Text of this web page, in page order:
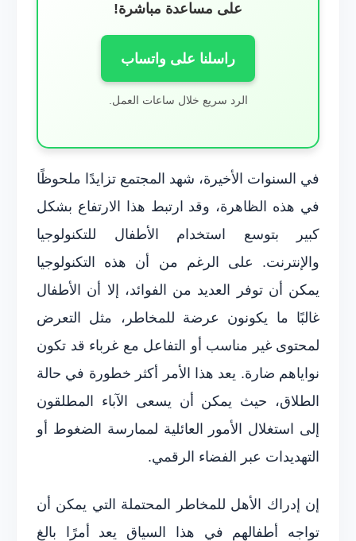
على مساعدة مباشرة!
راسلنا على واتساب
الرد سريع خلال ساعات العمل.
في السنوات الأخيرة، شهد المجتمع تزايدًا ملحوظًا
في هذه الظاهرة، وقد ارتبط هذا الارتفاع بشكل
كبير بتوسع استخدام الأطفال للتكنولوجيا
والإنترنت. على الرغم من أن هذه التكنولوجيا
يمكن أن توفر العديد من الفوائد، إلا أن الأطفال
غالبًا ما يكونون عرضة للمخاطر، مثل التعرض
لمحتوى غير مناسب أو التفاعل مع غرباء قد تكون
نواياهم ضارة. يعد هذا الأمر أكثر خطورة في حالة
الطلاق، حيث يمكن أن يسعى الآباء المطلقون
إلى استغلال الأمور العائلية لممارسة الضغوط أو
التهديدات عبر الفضاء الرقمي.
إن إدراك الأهل للمخاطر المحتملة التي يمكن أن
تواجه أطفالهم في هذا السياق يعد أمرًا بالغ